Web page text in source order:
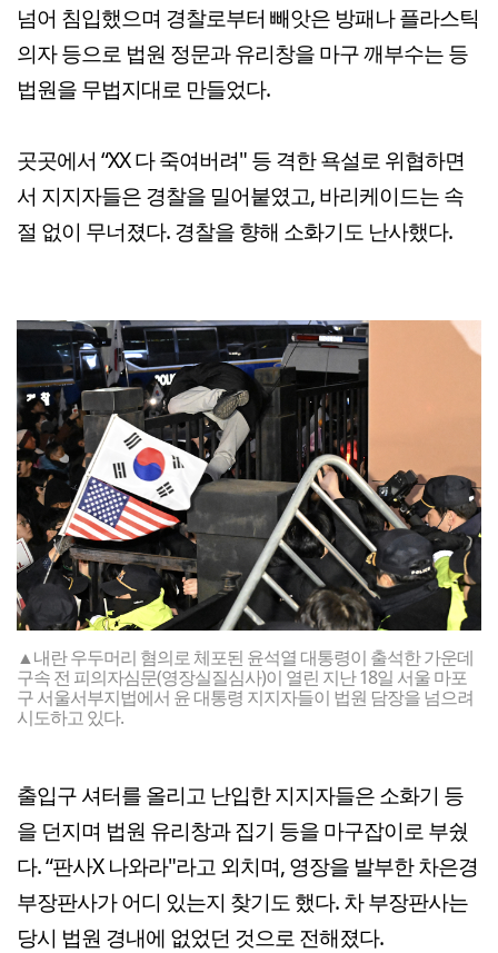
넘어 침입했으며 경찰로부터 빼앗은 방패나 플라스틱
의자 등으로 법원 정문과 유리창을 마구 깨부수는 등
법원을 무법지대로 만들었다.
곳곳에서 “XX 다 죽여버려" 등 격한 욕설로 위협하면
서 지지자들은 경찰을 밀어붙였고, 바리케이드는 속
절 없이 무너졌다. 경찰을 향해 소화기도 난사했다.
▲내란 우두머리 혐의로 체포된 윤석열 대통령이 출석한 가운데
구속 전 피의자심문(영장실질심사)이 열린 지난 18일 서울 마포
구 서울서부지법에서 윤 대통령 지지자들이 법원 담장을 넘으려
시도하고 있다.
출입구 셔터를 올리고 난입한 지지자들은 소화기 등
을 던지며 법원 유리창과 집기 등을 마구잡이로 부쉈
다. “판사X 나와라"라고 외치며, 영장을 발부한 차은경
부장판사가 어디 있는지 찾기도 했다. 차 부장판사는
당시 법원 경내에 없었던 것으로 전해졌다.